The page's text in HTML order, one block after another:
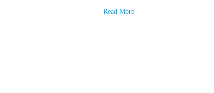
Read More